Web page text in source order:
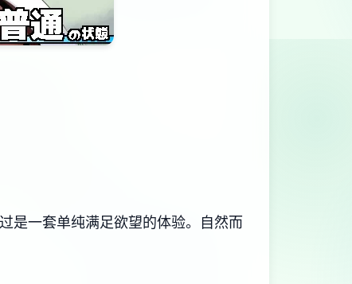
是一套​​单纯满足欲望的体验​​。自然而